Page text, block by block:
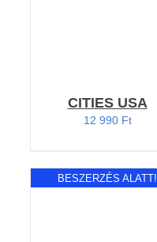
CITIES USA
12 990 Ft
BESZERZÉS ALATT!